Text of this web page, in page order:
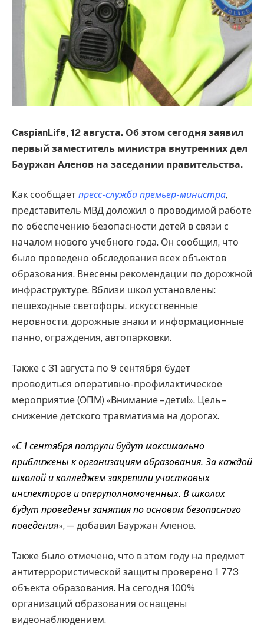
CaspianLife, 12 августа. Об этом сегодня заявил
первый заместитель министра внутренних дел
Бауржан Аленов на заседании правительства.
Как сообщает пресс-служба премьер-министра,
представитель МВД доложил о проводимой работе
по обеспечению безопасности детей в связи с
началом нового учебного года. Он сообщил, что
было проведено обследования всех объектов
образования. Внесены рекомендации по дорожной
инфраструктуре. Вблизи школ установлены:
пешеходные светофоры, искусственные
неровности, дорожные знаки и информационные
панно, ограждения, автопарковки.
Также с 31 августа по 9 сентября будет
проводиться оперативно-профилактическое
мероприятие (ОПМ) «Внимание – дети!». Цель –
снижение детского травматизма на дорогах.
«С 1 сентября патрули будут максимально
приближены к организациям образования. За каждой
школой и колледжем закрепили участковых
инспекторов и оперуполномоченных. В школах
будут проведены занятия по основам безопасного
поведения», — добавил Бауржан Аленов.
Также было отмечено, что в этом году на предмет
антитеррористической защиты проверено 1 773
объекта образования. На сегодня 100%
организаций образования оснащены
видеонаблюдением.